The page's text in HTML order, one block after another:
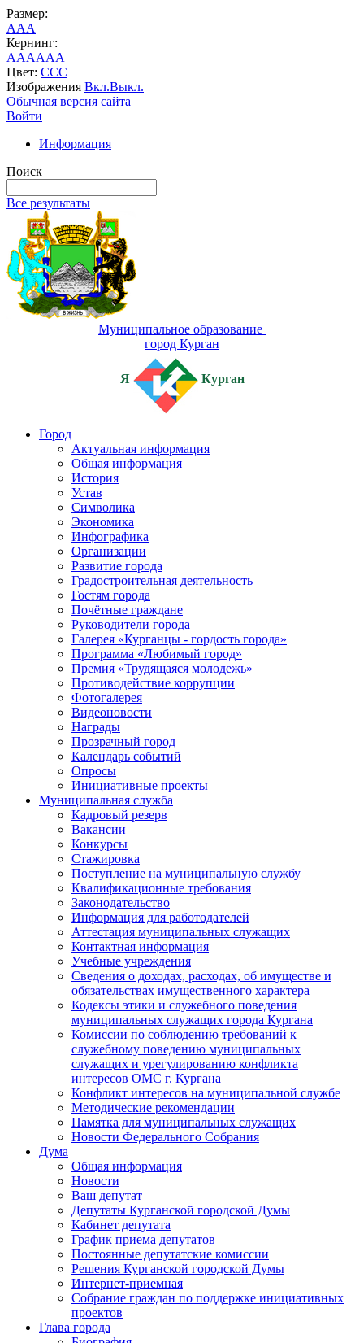
Размер:
AAA
Кернинг:
AAAAAA
Цвет: CCC
Изображения Вкл.Выкл.
Обычная версия сайта
Войти
Информация
Поиск
Все результаты
Муниципальное образование
город Курган
Я Курган
Город
Актуальная информация
Общая информация
История
Устав
Символика
Экономика
Инфографика
Организации
Развитие города
Градостроительная деятельность
Гостям города
Почётные граждане
Руководители города
Галерея «Курганцы - гордость города»
Программа «Любимый город»
Премия «Трудящаяся молодежь»
Противодействие коррупции
Фотогалерея
Видеоновости
Награды
Прозрачный город
Календарь событий
Опросы
Инициативные проекты
Муниципальная служба
Кадровый резерв
Вакансии
Конкурсы
Стажировка
Поступление на муниципальную службу
Квалификационные требования
Законодательство
Информация для работодателей
Аттестация муниципальных служащих
Контактная информация
Учебные учреждения
Сведения о доходах, расходах, об имуществе и
обязательствах имущественного характера
Кодексы этики и служебного поведения
муниципальных служащих города Кургана
Комиссии по соблюдению требований к
служебному поведению муниципальных
служащих и урегулированию конфликта
интересов ОМС г. Кургана
Конфликт интересов на муниципальной службе
Методические рекомендации
Памятка для муниципальных служащих
Новости Федерального Cобрания
Дума
Общая информация
Новости
Ваш депутат
Депутаты Курганской городской Думы
Кабинет депутата
График приема депутатов
Постоянные депутатские комиссии
Решения Курганской городской Думы
Интернет-приемная
Собрание граждан по поддержке инициативных
проектов
Глава города